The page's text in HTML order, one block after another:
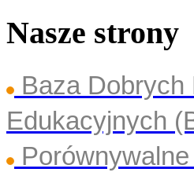
Nasze strony
Baza
Edukacyjnych